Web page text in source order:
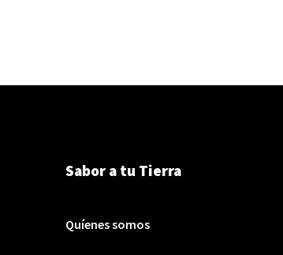
Sabor a tu Tierra
Quíenes somos